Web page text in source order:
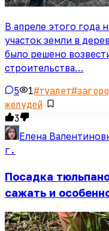
В апреле этого года
участок земли в
было решено
строительства…
5 1#туалет#
желудей
3
Елена
г.
Посадка
сажать и